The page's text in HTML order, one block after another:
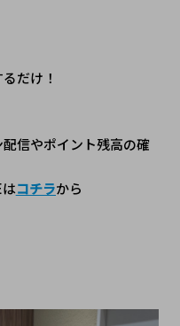
だけ！
信やポイント残高の確
コチラから